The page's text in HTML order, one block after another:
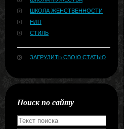
ШКОЛА ЖЕНСТВЕННОСТИ
НЛП
СТИЛЬ
ЗАГРУЗИТЬ СВОЮ СТАТЬЮ
Поиск по сайту